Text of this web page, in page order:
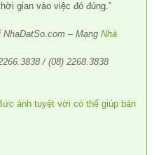
gian vào việc đó đúng.”
– Mạng Nhà
/ (08) 2268.3838